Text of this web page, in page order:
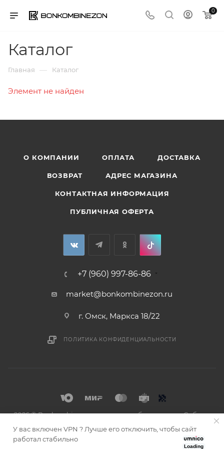
0
Каталог
Главная — Каталог
Элемент не найден
О КОМПАНИИ ОПЛАТА ДОСТАВКА
ВОЗВРАТ АДРЕС МАГАЗИНА
КОНТАКТНАЯ ИНФОРМАЦИЯ
ПУБЛИЧНАЯ ОФЕРТА
+7 (960) 997-86-86
market@bonkombinezon.ru
г. Омск, Маркса 18/22
ПОЛИТИКА КОНФИДЕНЦИАЛЬНОСТИ
2026 © Bonkombinezon- зимние комбинезоны из Сибири
Loading
У вас включен VPN ? Лучше его отключить, чтобы сайт
работал стабильно